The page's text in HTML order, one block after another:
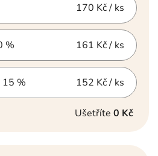
170 Kč/ ks
% 161 Kč/ ks
15 % 152 Kč/ ks
Ušetříte 0 Kč